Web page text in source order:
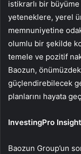
istikrarlı bir büyüme
yeteneklere, yerel
memnuniyetine
olumlu bir şekilde
temele ve pozitif
Baozun,
güçlendirebilecek
planlarını hayata
InvestingPro
Baozun Group’un